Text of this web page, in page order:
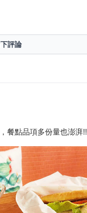
評論
餐點品項多份量也澎湃!!